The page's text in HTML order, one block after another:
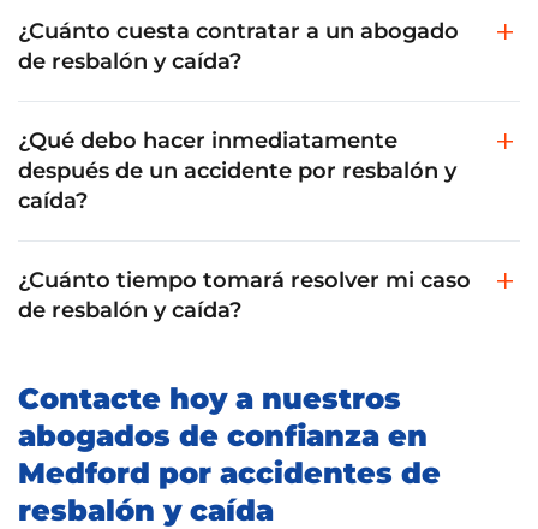
¿Cuánto cuesta contratar a un abogado
de resbalón y caída?
¿Qué debo hacer inmediatamente
después de un accidente por resbalón y
caída?
¿Cuánto tiempo tomará resolver mi caso
de resbalón y caída?
Contacte hoy a nuestros
abogados de confianza en
Medford por accidentes de
resbalón y caída